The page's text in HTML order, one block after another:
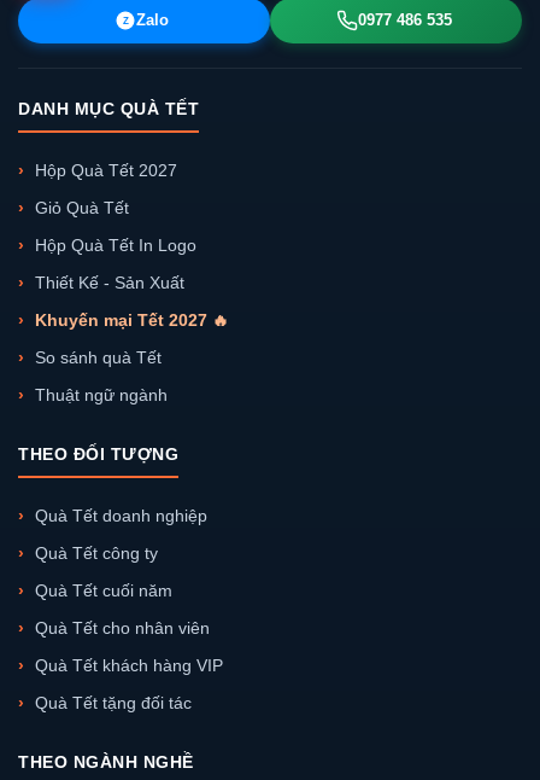
Z Zalo 0977 486 535
DANH MỤC QUÀ TẾT
Hộp Quà Tết 2027
Giỏ Quà Tết
Hộp Quà Tết In Logo
Thiết Kế - Sản Xuất
Khuyến mại Tết 2027 🔥
So sánh quà Tết
Thuật ngữ ngành
THEO ĐỐI TƯỢNG
Quà Tết doanh nghiệp
Quà Tết công ty
Quà Tết cuối năm
Quà Tết cho nhân viên
Quà Tết khách hàng VIP
Quà Tết tặng đối tác
THEO NGÀNH NGHỀ